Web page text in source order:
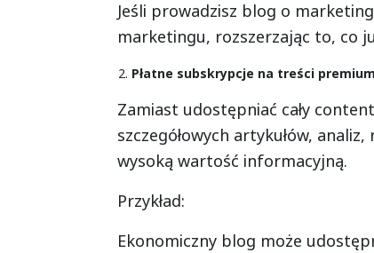
Jeśli prowadzisz blog o
marketingu, rozszerzając to, co
Płatne subskrypcje na treści premium
Zamiast udostępniać cały
szczegółowych artykułów,
wysoką wartość informacyjną.
Przykład:
Ekonomiczny blog może